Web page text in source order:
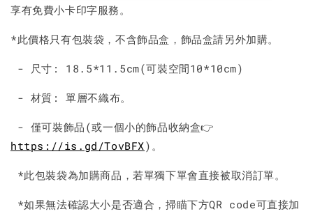
享有免費小卡印字服務。
*此價格只有包裝袋，不含飾品盒，飾品盒請另外加購。
- 尺寸: 18.5*11.5cm(可裝空間10*10cm)
- 材質: 單層不織布。
- 僅可裝飾品(或一個小的飾品收納盒👉
https://is.gd/TovBFX)。
*此包裝袋為加購商品，若單獨下單會直接被取消訂單。
*如果無法確認大小是否適合，掃瞄下方QR code可直接加